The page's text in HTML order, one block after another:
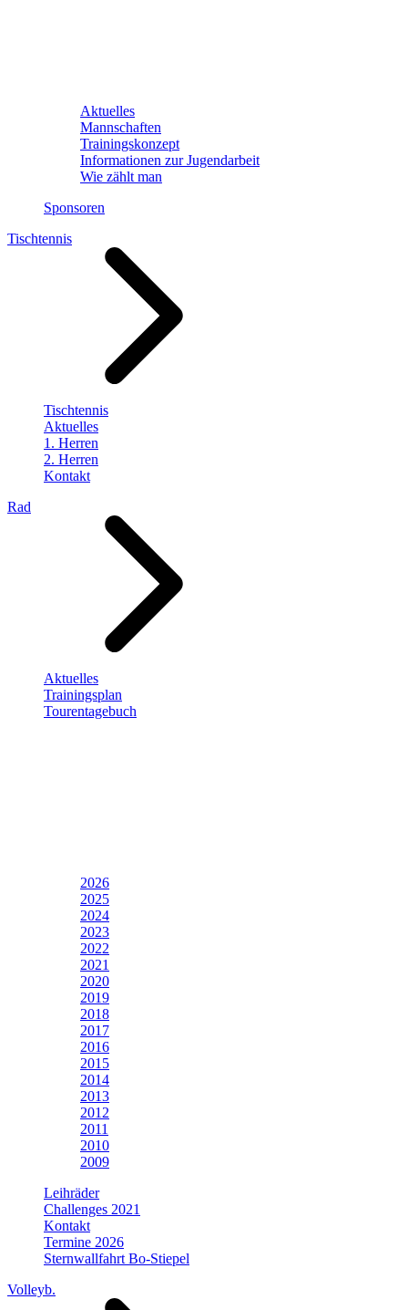
Aktuelles
Mannschaften
Trainingskonzept
Informationen zur Jugendarbeit
Wie zählt man
Sponsoren
Tischtennis
Tischtennis
Aktuelles
1. Herren
2. Herren
Kontakt
Rad
Aktuelles
Trainingsplan
Tourentagebuch
2026
2025
2024
2023
2022
2021
2020
2019
2018
2017
2016
2015
2014
2013
2012
2011
2010
2009
Leihräder
Challenges 2021
Kontakt
Termine 2026
Sternwallfahrt Bo-Stiepel
Volleyb.